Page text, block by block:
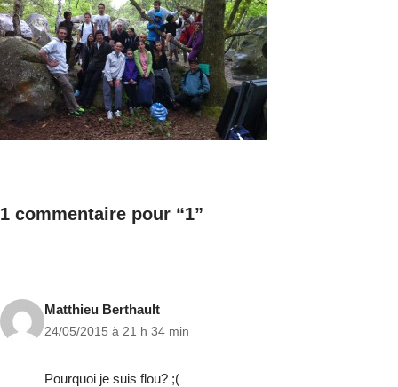
1 commentaire pour “1”
Matthieu Berthault
24/05/2015 à 21 h 34 min
Pourquoi je suis flou? ;(